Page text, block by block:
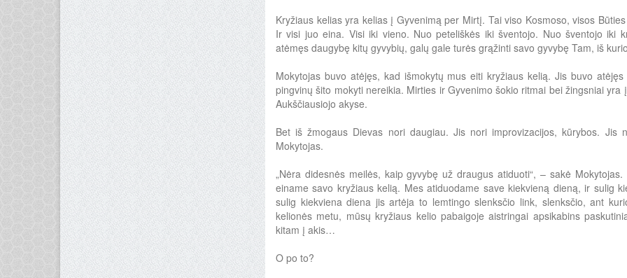
Kryžiaus kelias yra kelias į Gyvenimą per Mirtį. Tai viso Kosmoso, visos
Ir visi juo eina. Visi iki vieno. Nuo peteliškės iki šventojo. Nuo šventojo iki
atėmęs daugybę kitų gyvybių, galų gale turės grąžinti savo gyvybę Tam, iš
Mokytojas buvo atėjęs, kad išmokytų mus eiti kryžiaus kelią. Jis buvo
pingvinų šito mokyti nereikia. Mirties ir Gyvenimo šokio ritmai bei žingsniai
Aukščiausiojo akyse.
Bet iš žmogaus Dievas nori daugiau. Jis nori improvizacijos, kūrybos. Jis
Mokytojas.
„Nėra didesnės meilės, kaip gyvybę už draugus atiduoti“, – sakė
einame savo kryžiaus kelią. Mes atiduodame save kiekvieną dieną, ir sulig
sulig kiekviena diena jis artėja to lemtingo slenksčio link, slenksčio, ant
kelionės metu, mūsų kryžiaus kelio pabaigoje aistringai apsikabins
kitam į akis…
O po to?